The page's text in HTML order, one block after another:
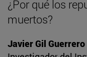
¿Por qué los
muertos?
Javier Gil Guerrero